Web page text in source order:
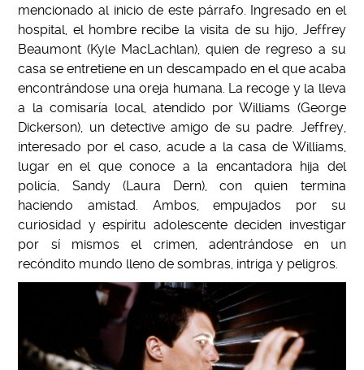
mencionado al inicio de este párrafo. Ingresado en el
hospital, el hombre recibe la visita de su hijo, Jeffrey
Beaumont (Kyle MacLachlan), quien de regreso a su
casa se entretiene en un descampado en el que acaba
encontrándose una oreja humana. La recoge y la lleva
a la comisaría local, atendido por Williams (George
Dickerson), un detective amigo de su padre. Jeffrey,
interesado por el caso, acude a la casa de Williams,
lugar en el que conoce a la encantadora hija del
policía, Sandy (Laura Dern), con quien termina
haciendo amistad. Ambos, empujados por su
curiosidad y espíritu adolescente deciden investigar
por sí mismos el crimen, adentrándose en un
recóndito mundo lleno de sombras, intriga y peligros.